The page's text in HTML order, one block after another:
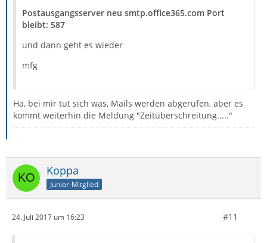
Postausgangsserver neu smtp.office365.com Port
bleibt: 587
und dann geht es wieder
mfg
Ha, bei mir tut sich was, Mails werden abgerufen, aber es
kommt weiterhin die Meldung "Zeitüberschreitung....."
Koppa
Junior-Mitglied
24. Juli 2017 um 16:23 #11